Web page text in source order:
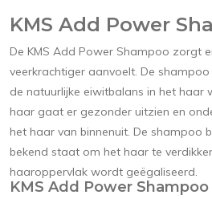
KMS Add Power
De KMS Add Power Shampoo zorgt
veerkrachtiger aanvoelt. De
de natuurlijke eiwitbalans in het haar
haar gaat er gezonder uitzien en
het haar van binnenuit. De shampoo
bekend staat om het haar te
haaroppervlak wordt geëgaliseerd.
KMS Add Power